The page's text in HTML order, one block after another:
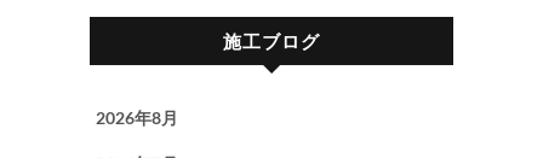
施工ブログ
2026年8月